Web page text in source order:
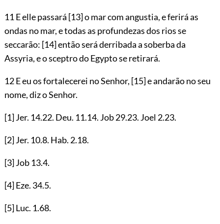
11 E elle passará [13]o mar com angustia, e ferirá as
ondas no mar, e todas as profundezas dos rios se
seccarão: [14]então será derribada a soberba da
Assyria, e o sceptro do Egypto se retirará.
12 E eu os fortalecerei no Senhor, [15]e andarão no seu
nome, diz o Senhor.
[1]Jer. 14.22. Deu. 11.14. Job29.23. Joel 2.23.
[2]Jer. 10.8. Hab. 2.18.
[3]Job 13.4.
[4]Eze. 34.5.
[5]Luc. 1.68.